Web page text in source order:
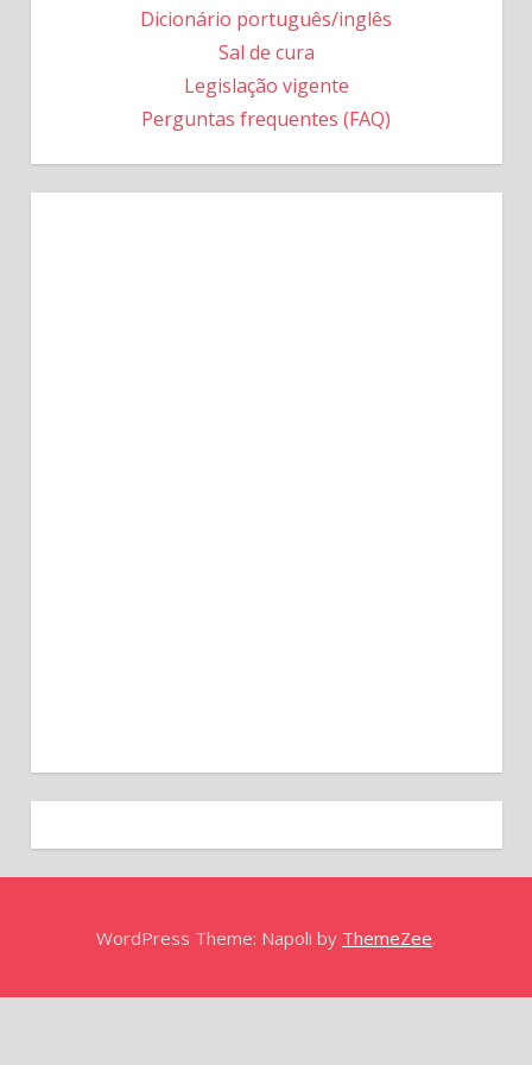
Dicionário português/inglês
Sal de cura
Legislação vigente
Perguntas frequentes (FAQ)
WordPress Theme: Napoli by ThemeZee.